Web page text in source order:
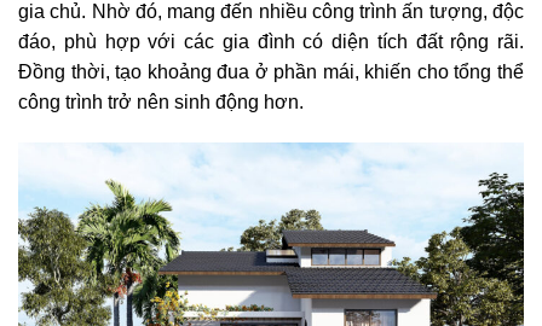
gia chủ. Nhờ đó, mang đến nhiều công trình ấn tượng, độc
đáo, phù hợp với các gia đình có diện tích đất rộng rãi.
Đồng thời, tạo khoảng đua ở phần mái, khiến cho tổng thể
công trình trở nên sinh động hơn.